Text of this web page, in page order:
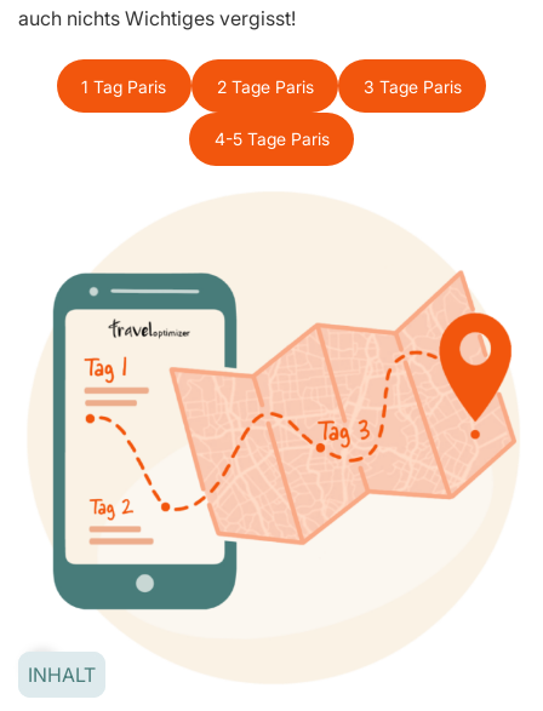
auch nichts Wichtiges vergisst!
1 Tag Paris 2 Tage Paris 3 Tage Paris
4-5 Tage Paris
INHALT